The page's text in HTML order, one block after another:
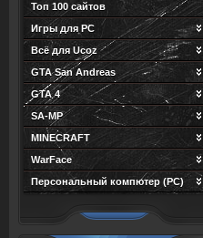
Топ 100 сайтов
Игры для PC
Всё для Ucoz
GTA San Andreas
GTA 4
SA-MP
MINECRAFT
WarFace
Персональный компютер (PC)